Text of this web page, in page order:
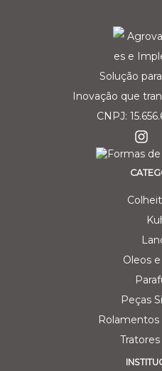
Solução
Inovação que
CNPJ:
Oleos e
Peças